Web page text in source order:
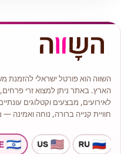
השווה הוא פורטל ישראלי להזמנת
הארץ. באתר ניתן למצוא זרי
לאירועים, מבצעים וקטלוגים
חוויית קנייה ברורה, נוחה ואמינה